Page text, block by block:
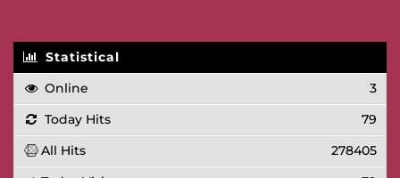
Statistical
Online
3
Today Hits
79
All Hits
278405